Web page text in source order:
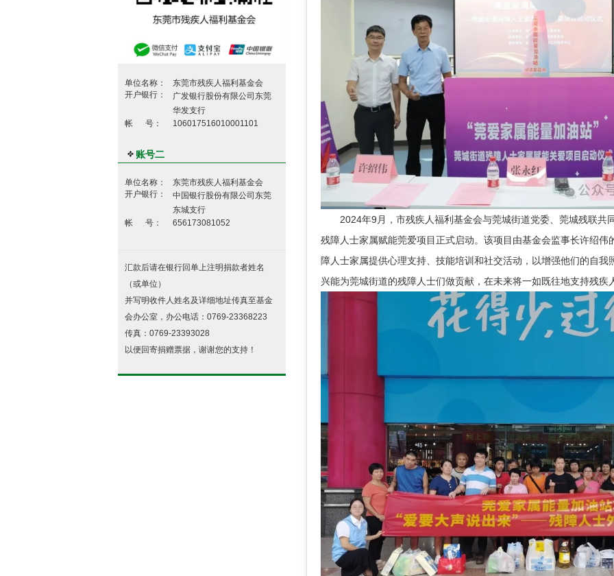
单位名称：
东莞市残疾人福利基金会
开户银行：
广发银行股份有限公司东莞
华发支行
帐 号：
106017516010001101
账号二
单位名称：
东莞市残疾人福利基金会
开户银行：
中国银行股份有限公司东莞
东城支行
帐 号：
656173081052
汇款后请在银行回单上注明捐款者姓名
（或单位）
并写明收件人姓名及详细地址传真至基金
会办公室，办公电话：0769-23368223
传真：0769-23393028
以便回寄捐赠票据，谢谢您的支持！
2024年9月，市残疾人福利基金会与莞城街道党委、莞城残联共
残障人士家属赋能莞爱项目正式启动。该项目由基金会监事长许绍伟
障人士家属提供心理支持、技能培训和社交活动，以增强他们的自
兴能为莞城街道的残障人士们做贡献，在未来将一如既往地支持残疾